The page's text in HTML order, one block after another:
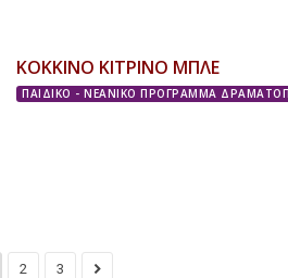
ΚΟΚΚΙΝΟ ΚΙΤΡΙΝΟ ΜΠΛΕ
ΠΑΙΔΙΚΟ - ΝΕΑΝΙΚΟ ΠΡΟΓΡΑΜΜΑ
2 3